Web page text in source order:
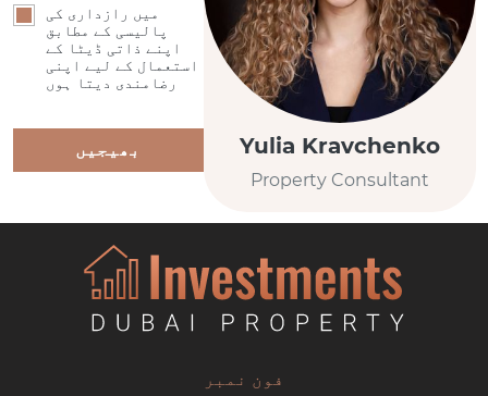
Yulia Kravchenko
Property Consultant
میں رازداری کی
پالیسی کے مطابق
اپنے ذاتی ڈیٹا کے
استعمال کے لیے اپنی
رضامندی دیتا ہوں
بھیجیں
فون نمبر